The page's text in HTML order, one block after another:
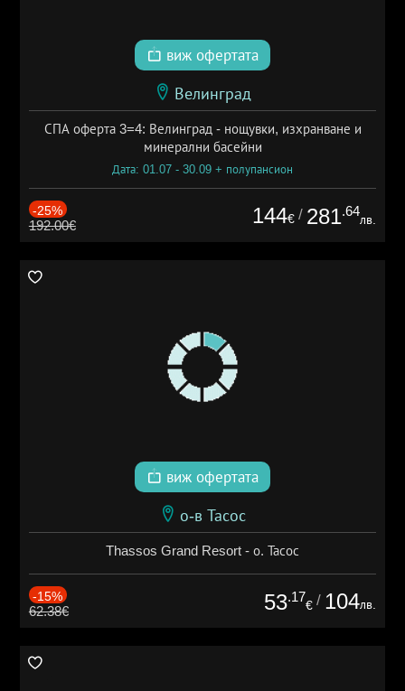
виж офертата
Велинград
СПА оферта 3=4: Велинград - нощувки, изхранване и
минерални басейни
Дата: 01.07 - 30.09 + полупансион
-25%
192.00€ 144€ / 281.64
лв.
виж офертата
о-в Тасос
Thassos Grand Resort - о. Тасос
-15%
62.38€ 53.17
€ / 104лв.